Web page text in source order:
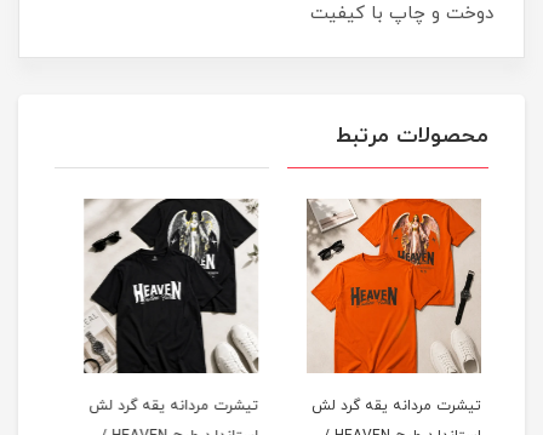
دوخت و چاپ با کیفیت
محصولات مرتبط
تیشرت مردانه یقه گرد لش
تیشرت مردانه یقه گرد لش